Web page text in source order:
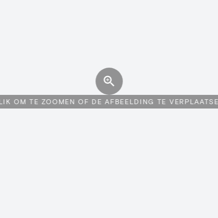
OM TE ZOOMEN OF DE AFBEELDING TE